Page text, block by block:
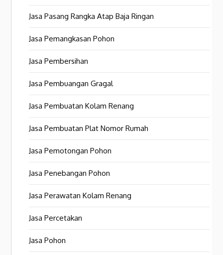
Jasa Pasang Rangka Atap Baja Ringan
Jasa Pemangkasan Pohon
Jasa Pembersihan
Jasa Pembuangan Gragal
Jasa Pembuatan Kolam Renang
Jasa Pembuatan Plat Nomor Rumah
Jasa Pemotongan Pohon
Jasa Penebangan Pohon
Jasa Perawatan Kolam Renang
Jasa Percetakan
Jasa Pohon